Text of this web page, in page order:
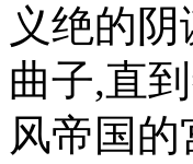
义绝的
曲子,直
风帝国的